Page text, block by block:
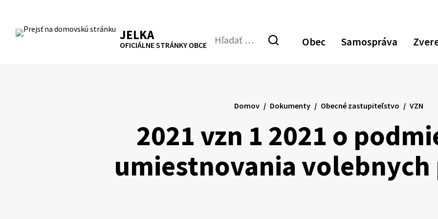
obsah
RSS Mapa Tlačiť
JELKA
OFICIÁLNE STRÁNKY OBCE Obec Samospráva
Hľadať:
Odoslať
2021 vzn 1 2021 o
umiestnovania
Domov Dokumenty Obecné zastupiteľstvo VZN